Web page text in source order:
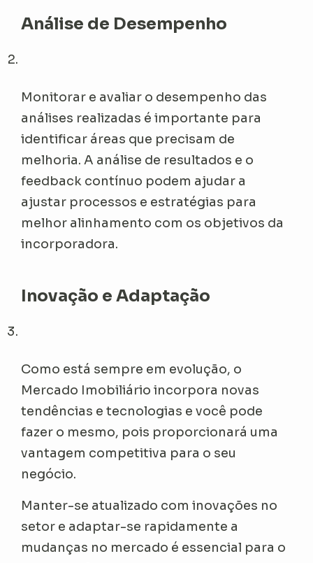
Análise de Desempenho
Monitorar e avaliar o desempenho das
análises realizadas é importante para
identificar áreas que precisam de
melhoria. A análise de resultados e o
feedback contínuo podem ajudar a
ajustar processos e estratégias para
melhor alinhamento com os objetivos da
incorporadora.
Inovação e Adaptação
Como está sempre em evolução, o
Mercado Imobiliário incorpora novas
tendências e tecnologias e você pode
fazer o mesmo, pois proporcionará uma
vantagem competitiva para o seu
negócio.
Manter-se atualizado com inovações no
setor e adaptar-se rapidamente a
mudanças no mercado é essencial para o